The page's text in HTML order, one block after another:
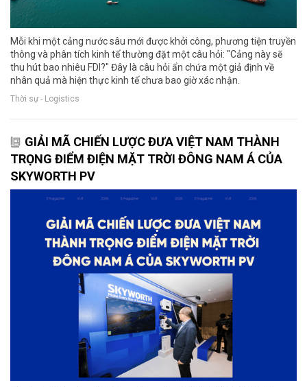
Mỗi khi một cảng nước sâu mới được khởi công, phương tiện truyền
thông và phân tích kinh tế thường đặt một câu hỏi: "Cảng này sẽ
thu hút bao nhiêu FDI?" Đây là câu hỏi ẩn chứa một giả định về
nhân quả mà hiện thực kinh tế chưa bao giờ xác nhận.
Thời sự - Logistics
GIẢI MÃ CHIẾN LƯỢC ĐƯA VIỆT NAM THÀNH
TRỌNG ĐIỂM ĐIỆN MẶT TRỜI ĐÔNG NAM Á CỦA
SKYWORTH PV